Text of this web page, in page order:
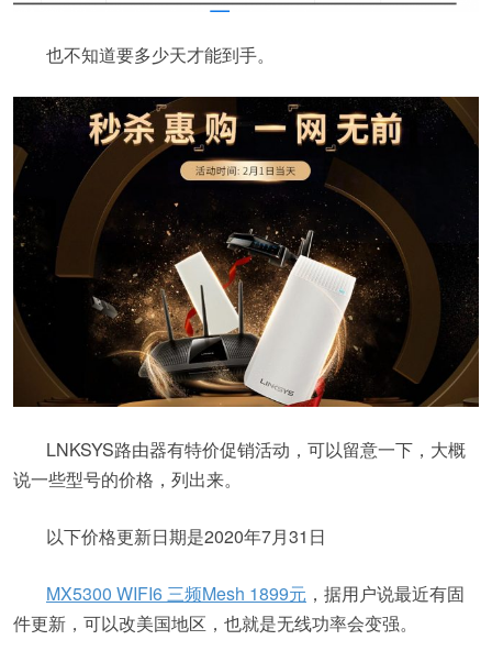
也不知道要多少天才能到手。
LNKSYS路由器有特价促销活动，可以留意一下，大概
说一些型号的价格，列出来。
以下价格更新日期是2020年7月31日
MX5300 WIFI6 三频Mesh 1899元 ，据用户说最近有固
件更新，可以改美国地区，也就是无线功率会变强。